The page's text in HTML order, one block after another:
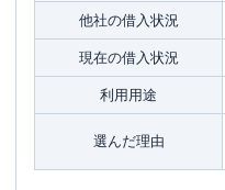
他社の借入状況
現在の借入状況
利用用途
選んだ理由